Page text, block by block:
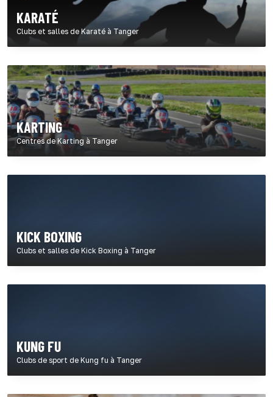
KARATÉ
Clubs et salles de Karaté à Tanger
KARTING
Centres de Karting à Tanger
KICK BOXING
Clubs et salles de Kick Boxing à Tanger
KUNG FU
Clubs de sport de Kung fu à Tanger